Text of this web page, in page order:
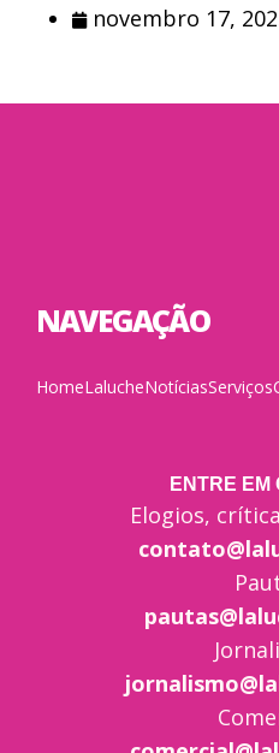
novembro 17,
NAVEGAÇÃO
HomeLalucheNotíciasServiços
ENTRE EM
Elogios,